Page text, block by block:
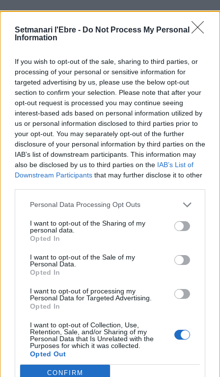
Setmanari l'Ebre - Do Not Process My Personal
Information
If you wish to opt-out of the sale, sharing to third parties, or
processing of your personal or sensitive information for
targeted advertising by us, please use the below opt-out
section to confirm your selection. Please note that after your
opt-out request is processed you may continue seeing
interest-based ads based on personal information utilized by
us or personal information disclosed to third parties prior to
your opt-out. You may separately opt-out of the further
disclosure of your personal information by third parties on the
IAB’s list of downstream participants. This information may
also be disclosed by us to third parties on the IAB’s List of
Downstream Participants that may further disclose it to other
Personal Data Processing Opt Outs
I want to opt-out of the Sharing of my
personal data.
Opted In
I want to opt-out of the Sale of my
Personal Data.
Opted In
I want to opt-out of processing my
Personal Data for Targeted Advertising.
Opted In
I want to opt-out of Collection, Use,
Retention, Sale, and/or Sharing of my
Personal Data that Is Unrelated with the
Purposes for which it was collected.
Opted Out
CONFIRM
Cultura
16 de juny de 2026
Un tribut als Rolling Stones obri diumenge
les Jornades Musicals de l’Ermita de la
Pietat
5 de juny de 2026
David Carabén, Meritxell Gené i Xarim
Aresté, convidats al festival Riu de Veus del
Castell de Miravet
DEIXA UNA RESPOSTA
Comentari: